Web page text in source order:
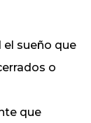
el sueño que
o
que